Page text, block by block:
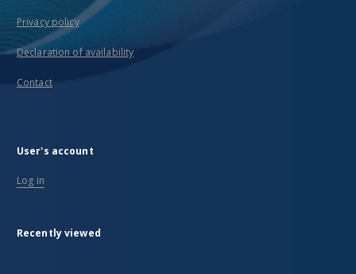
Privacy policy
Declaration of availability
Contact
User's account
Log in
Recently viewed